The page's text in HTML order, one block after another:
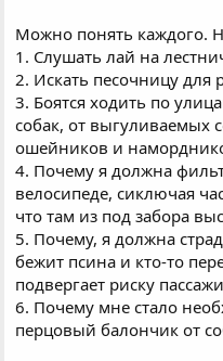
Можно понять каждого.
1. Слушать лай на
2. Искать песочницу для
3. Боятся ходить по
собак, от выгуливаемых
ошейников и
4. Почему я должна
велосипеде, сиключая
что там из под забора
5. Почему, я должна
бежит псина и кто-то
подвергает риску
6. Почему мне стало
перцовый балончик от